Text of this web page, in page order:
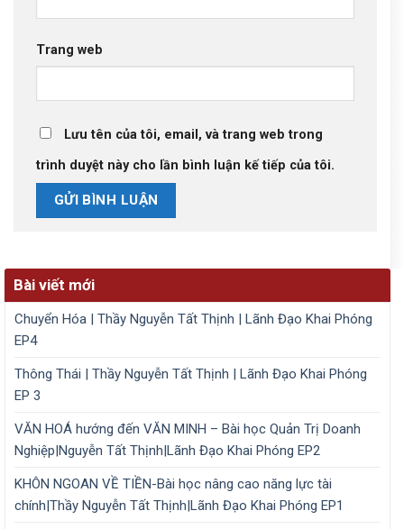
Trang web
Lưu tên của tôi, email, và trang web trong
trình duyệt này cho lần bình luận kế tiếp của tôi.
Bài viết mới
Chuyển Hóa | Thầy Nguyễn Tất Thịnh | Lãnh Đạo Khai Phóng
EP4
Thông Thái | Thầy Nguyễn Tất Thịnh | Lãnh Đạo Khai Phóng
EP 3
VĂN HOÁ hướng đến VĂN MINH – Bài học Quản Trị Doanh
Nghiệp|Nguyễn Tất Thịnh|Lãnh Đạo Khai Phóng EP2
KHÔN NGOAN VỀ TIỀN-Bài học nâng cao năng lực tài
chính|Thầy Nguyễn Tất Thịnh|Lãnh Đạo Khai Phóng EP1